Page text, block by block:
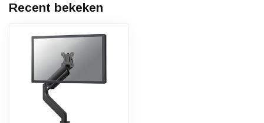
Recent bekeken